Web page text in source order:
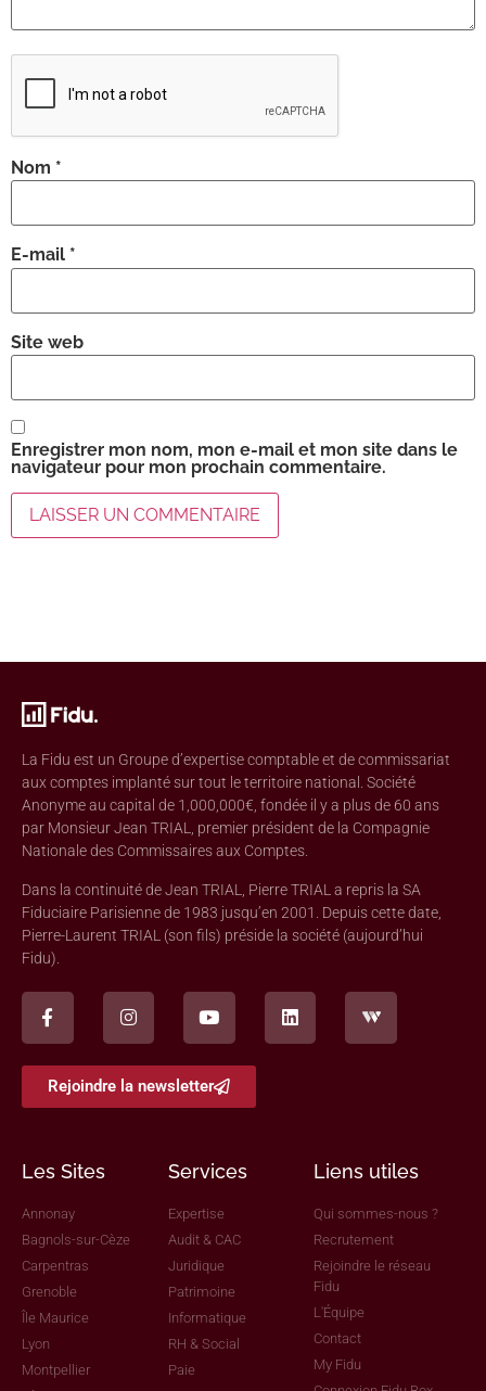
Nom *
E-mail *
Site web
Enregistrer mon nom, mon e-mail et mon site dans le
navigateur pour mon prochain commentaire.
La Fidu est un Groupe d’expertise comptable et de commissariat
aux comptes implanté sur tout le territoire national. Société
Anonyme au capital de 1,000,000€, fondée il y a plus de 60 ans
par Monsieur Jean TRIAL, premier président de la Compagnie
Nationale des Commissaires aux Comptes.
Dans la continuité de Jean TRIAL, Pierre TRIAL a repris la SA
Fiduciaire Parisienne de 1983 jusqu’en 2001. Depuis cette date,
Pierre-Laurent TRIAL (son fils) préside la société (aujourd’hui
Fidu).
Rejoindre la newsletter
Les Sites
Annonay
Bagnols-sur-Cèze
Carpentras
Grenoble
Île Maurice
Lyon
Montpellier
Services
Expertise
Audit & CAC
Juridique
Patrimoine
Informatique
RH & Social
Paie
Liens utiles
Qui sommes-nous ?
Recrutement
Rejoindre le réseau
Fidu
L'Équipe
Contact
My Fidu